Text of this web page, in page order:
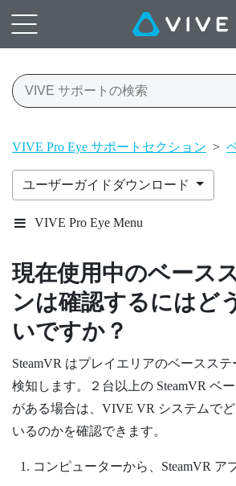
VIVE Pro Eye サポートセクション >
ユーザーガイドダウンロード
VIVE Pro Eye Menu
現在使用中のベース
ンは確認するにはど
いですか？
SteamVR はプレイエリアのベースス
検知します。２台以上の SteamVR ベ
がある場合は、 VIVE VR システムで
いるのかを確認できます。
コンピューターから、 SteamVR ア